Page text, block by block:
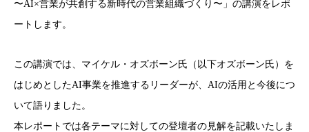
〜AI×営業が共創する新時代の営業組織づくり〜」の講演をレポ
ートします。
この講演では、マイケル・オズボーン氏（以下オズボーン氏）を
はじめとしたAI事業を推進するリーダーが、AIの活用と今後につ
いて語りました。
本レポートでは各テーマに対しての登壇者の見解を記載いたしま